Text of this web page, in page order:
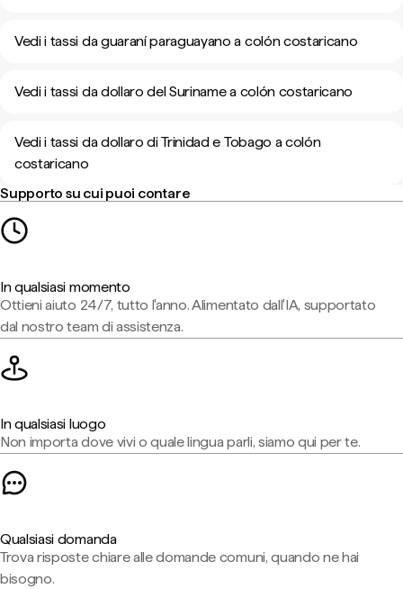
Vedi i tassi da guaraní paraguayano a colón costaricano
Vedi i tassi da dollaro del Suriname a colón costaricano
Vedi i tassi da dollaro di Trinidad e Tobago a colón
costaricano
Supporto su cui puoi contare
In qualsiasi momento
Ottieni aiuto 24/7, tutto l'anno. Alimentato dall'IA, supportato
dal nostro team di assistenza.
In qualsiasi luogo
Non importa dove vivi o quale lingua parli, siamo qui per te.
Qualsiasi domanda
Trova risposte chiare alle domande comuni, quando ne hai
bisogno.